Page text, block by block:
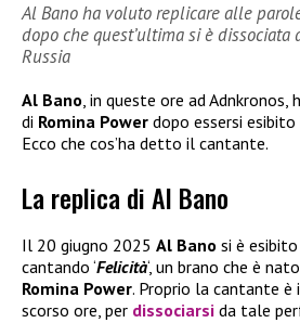
Al Bano ha voluto replicare alle
dopo che quest’ultima si è
Russia
Al Bano, in queste ore ad
di Romina Power dopo essersi esibito
Ecco che cos’ha detto il cantante.
La replica di Al Bano
Il 20 giugno 2025 Al Bano si è
cantando ‘Felicità‘, un brano che è
Romina Power. Proprio la cantante
scorso ore, per dissociarsi da tale